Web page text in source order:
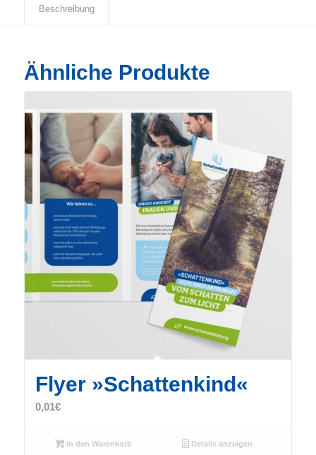
Beschreibung
Ähnliche Produkte
Flyer »Schattenkind«
0,01€
in den Warenkorb Details anzeigen